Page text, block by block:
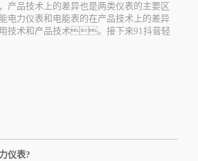
品技术上的差异也是两类仪表的主要区
力仪表和电能表的在产品技术上的差异
技术和产品技术。接下来91抖音轻
仪表?